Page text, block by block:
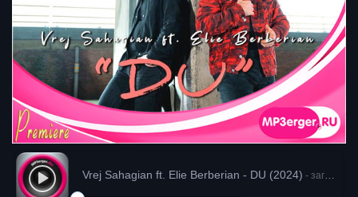
Vrej Sahagian ft. Elie Berberian - DU (2024) - загрузка